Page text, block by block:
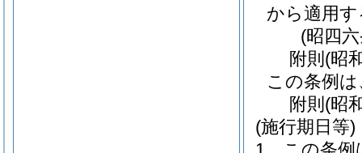
から適用
(昭四
附則 (昭
この条例
附則 (昭
(施行期日等)